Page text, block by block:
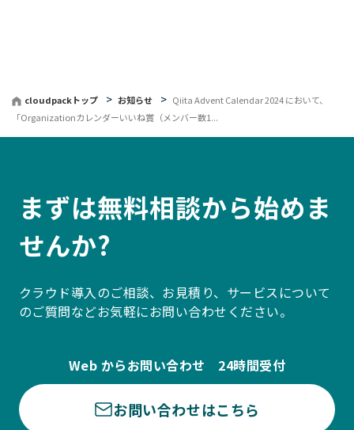
cloudpackトップ お知らせ
Qiita Advent Calendar 2024 において、
「Organizationカレンダーいいね賞（メンバー数1...
まずは無料相談から始めま
せんか?
クラウド導入のご相談、お見積り、サービスについて
のご質問などお気軽にお問い合わせください。
Web からお問い合わせ 24時間受付
お問い合わせはこちら